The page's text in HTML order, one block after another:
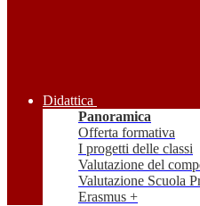
Didattica
Panoramica
Offerta formativa
I progetti delle classi
Valutazione del
Valutazione Scuola
Erasmus +